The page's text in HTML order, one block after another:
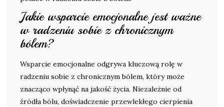
Jakie wsparcie emocjonalne jest ważne
w radzeniu sobie z chronicznym
bólem?
Wsparcie emocjonalne odgrywa kluczową rolę w
radzeniu sobie z chronicznym bólem, który może
znacząco wpłynąć na jakość życia. Niezależnie od
źródła bólu, doświadczenie przewlekłego cierpienia